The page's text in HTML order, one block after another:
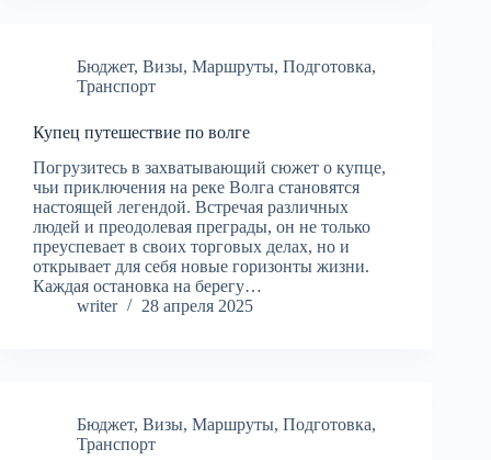
Бюджет, Визы, Маршруты, Подготовка,
Транспорт
Купец путешествие по волге
Погрузитесь в захватывающий сюжет о купце,
чьи приключения на реке Волга становятся
настоящей легендой. Встречая различных
людей и преодолевая преграды, он не только
преуспевает в своих торговых делах, но и
открывает для себя новые горизонты жизни.
Каждая остановка на берегу…
writer
28 апреля 2025
Бюджет, Визы, Маршруты, Подготовка,
Транспорт